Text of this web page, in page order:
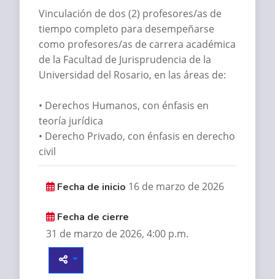
Vinculación de dos (2) profesores/as de
tiempo completo para desempeñarse
como profesores/as de carrera académica
de la Facultad de Jurisprudencia de la
Universidad del Rosario, en las áreas de:
• Derechos Humanos, con énfasis en
teoría jurídica
• Derecho Privado, con énfasis en derecho
civil
Fecha de inicio 16 de marzo de 2026
Fecha de cierre
31 de marzo de 2026, 4:00 p.m.